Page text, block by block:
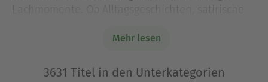
stehen Spaß und Unterhaltung im Mittelpunkt.
Von feinem Wortwitz über skurrile Charaktere bis
Mehr lesen
3631 Titel in den Unterkategorien